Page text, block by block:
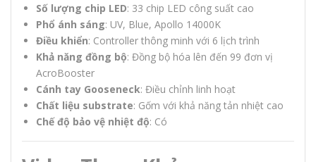
Số lượng chip LED: 33 chip LED công suất cao
Phổ ánh sáng: UV, Blue, Apollo 14000K
Điều khiển: Controller thông minh với 6 lịch trình
Khả năng đồng bộ: Đồng bộ hóa lên đến 99 đơn vị
AcroBooster
Cánh tay Gooseneck: Điều chỉnh linh hoạt
Chất liệu substrate: Gốm với khả năng tản nhiệt cao
Chế độ bảo vệ nhiệt độ: Có